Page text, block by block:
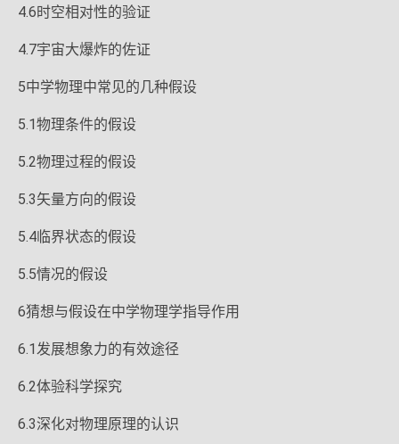
4.6时空相对性的验证
4.7宇宙大爆炸的佐证
5中学物理中常见的几种假设
5.1物理条件的假设
5.2物理过程的假设
5.3矢量方向的假设
5.4临界状态的假设
5.5情况的假设
6猜想与假设在中学物理学指导作用
6.1发展想象力的有效途径
6.2体验科学探究
6.3深化对物理原理的认识